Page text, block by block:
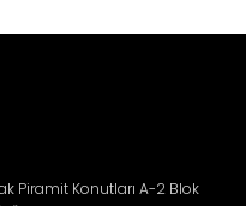
Piramit Konutları A-2 Blok